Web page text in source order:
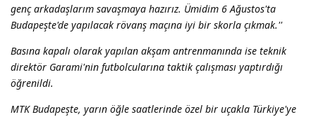
genç arkadaşlarım savaşmaya hazırız. Ümidim 6 Ağustos'ta
Budapeşte'de yapılacak rövanş maçına iyi bir skorla çıkmak.''
Basına kapalı olarak yapılan akşam antrenmanında ise teknik
direktör Garami'nin futbolcularına taktik çalışması yaptırdığı
öğrenildi.
MTK Budapeşte, yarın öğle saatlerinde özel bir uçakla Türkiye'ye